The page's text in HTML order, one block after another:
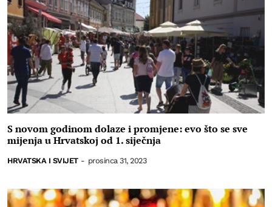
S novom godinom dolaze i promjene: evo što se sve
mijenja u Hrvatskoj od 1. siječnja
HRVATSKA I SVIJET - prosinca 31, 2023